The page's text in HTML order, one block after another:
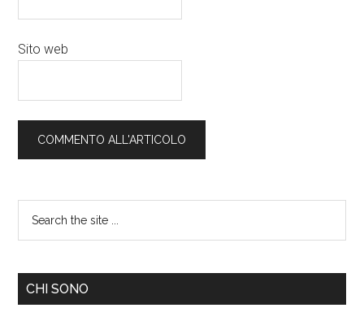
Sito web
CHI SONO